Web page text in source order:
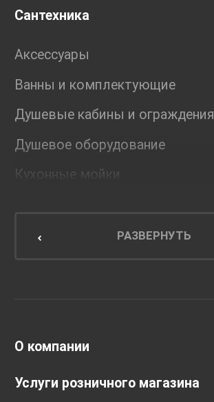
Сантехника
Аксессуары
Ванны и комплектующие
Душевые кабины и ограждения
Душевое оборудование
Кухонные мойки
Мебель для кухниРАЗВЕРНУТЬ
О компании
Услуги розничного магазина